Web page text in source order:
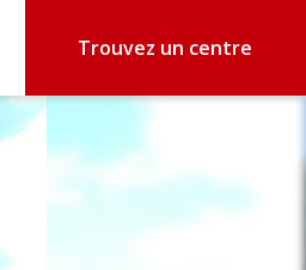
Trouvez un centre